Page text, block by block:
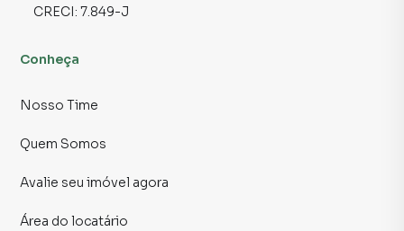
A localização não poderia ser melhor: uma das regiões
comércios, restaurantes e com fácil conexão ao
transporte público. Seu negócio estará no centro de tudo.
Aproveite essa oportunidade única para dar mais
espaço perfeito para quem busca crescer com segurança
e infraestrutura de qualidade.
CRECI: 7.849-J
Conheça
Nosso Time
Quem Somos
Avalie seu imóvel agora
Área do locatário